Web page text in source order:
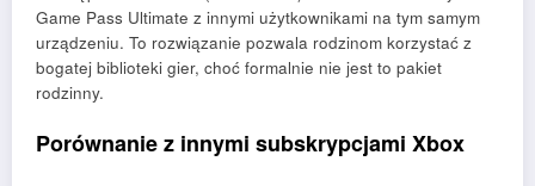
Game Pass Ultimate z innymi użytkownikami na tym samym
urządzeniu. To rozwiązanie pozwala rodzinom korzystać z
bogatej biblioteki gier, choć formalnie nie jest to pakiet
rodzinny.
Porównanie z innymi subskrypcjami Xbox